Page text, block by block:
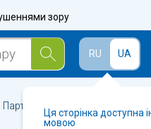
зору
RU UA
Ця сторінка доступна
мовою
Партнерська програма